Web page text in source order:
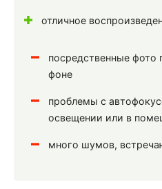
отличное
посредственные фото
фоне
проблемы с
освещении или в
много шумов,